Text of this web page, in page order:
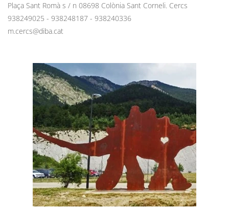
Plaça Sant Romà s / n 08698 Colònia Sant Corneli. Cercs
938249025 - 938248187 - 938240336
m.cercs@diba.cat